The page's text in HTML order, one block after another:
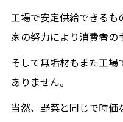
工場で安定供給できる
家の努力により消費者の
そして無垢材もまた工
ありません。
当然、野菜と同じで時価